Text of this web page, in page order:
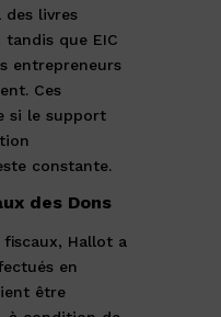
livres
que EIC
entrepreneurs
Ces
si le support
constante.
des Dons
Hallot a
en
être